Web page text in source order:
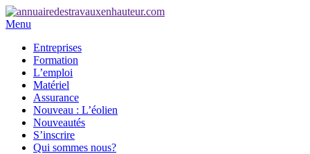
Menu
Entreprises
Formation
L’emploi
Matériel
Assurance
Nouveau : L’éolien
Nouveautés
S’inscrire
Qui sommes nous?